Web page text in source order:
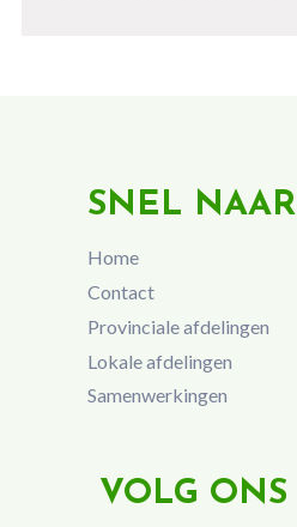
SNEL NAAR
Home
Contact
Provinciale afdelingen
Lokale afdelingen
Samenwerkingen
VOLG ONS